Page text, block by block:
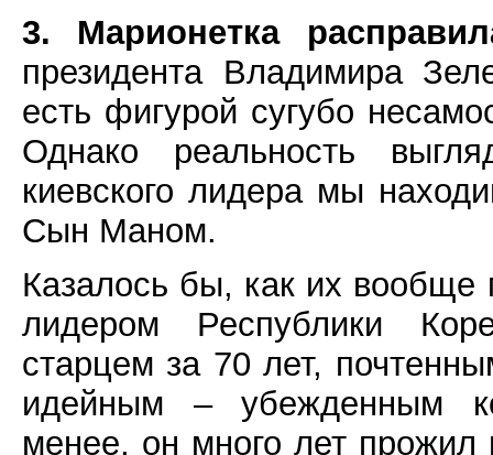
3. Марионетка
президента Владимира
есть фигурой сугубо
Однако реальность
киевского лидера мы
Сын Маном.
Казалось бы, как их
лидером Республики
старцем за 70 лет,
идейным – убежденным
менее, он много лет